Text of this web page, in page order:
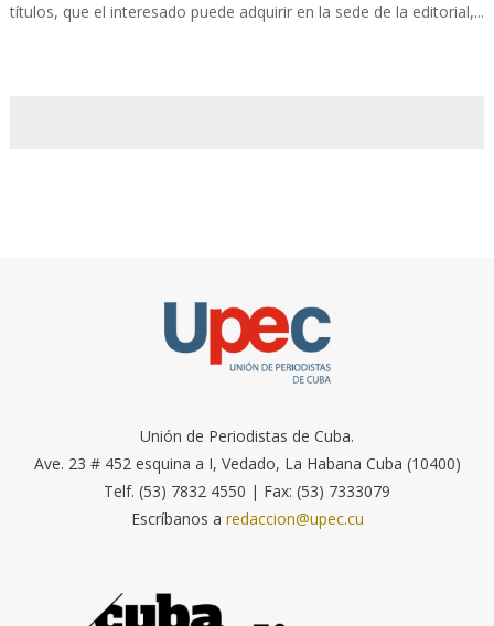
títulos, que el interesado puede adquirir en la sede de la editorial,...
Unión de Periodistas de Cuba.
Ave. 23 # 452 esquina a I, Vedado, La Habana Cuba (10400)
Telf. (53) 7832 4550 | Fax: (53) 7333079
Escríbanos a redaccion@upec.cu